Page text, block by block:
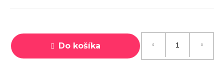
cena:
Do košíka
2026
€979